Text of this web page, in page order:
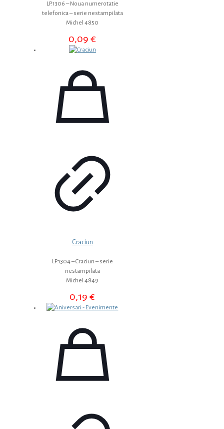
LP.1306 – Noua numerotatie
telefonica – serie nestampilata
Michel 4850
0,09€
Craciun
LP.1304 – Craciun – serie
nestampilata
Michel 4849
0,19€